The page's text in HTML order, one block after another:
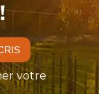
votre